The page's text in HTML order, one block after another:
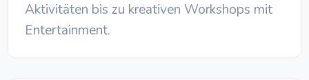
Aktivitäten bis zu kreativen Workshops mit
Entertainment.